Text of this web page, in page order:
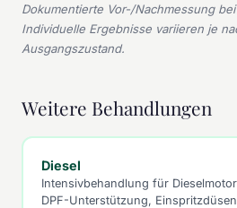
Dokumentierte Vor-/Nachmessung
Individuelle Ergebnisse variieren je
Ausgangszustand.
Weitere Behandlungen
Diesel
Intensivbehandlung für
DPF-Unterstützung,